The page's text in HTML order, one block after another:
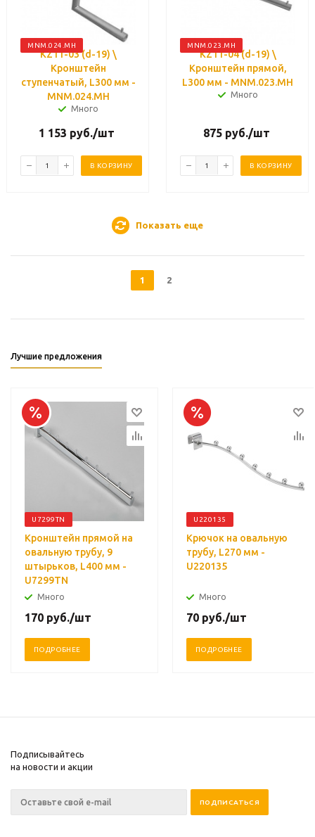
MNM.024.MH
KZ11-03 (d-19) \
Кронштейн
ступенчатый, L300 мм -
MNM.024.MH
Много
1 153 руб./шт
В КОРЗИНУ
MNM.023.MH
KZ11-04 (d-19) \
Кронштейн прямой,
L300 мм - MNM.023.MH
Много
875руб./шт
В КОРЗИНУ
Показать еще
1 2
Лучшие предложения
U7299TN
Кронштейн прямой на
овальную трубу, 9
штырьков, L400 мм -
U7299TN
Много
170 руб./шт
ПОДРОБНЕЕ
U220135
Крючок на овальную
трубу, L270 мм -
U220135
Много
70 руб./шт
ПОДРОБНЕЕ
Подписывайтесь
на новости и акции